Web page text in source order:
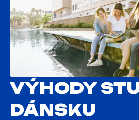
VÝHODY
DÁNSKU